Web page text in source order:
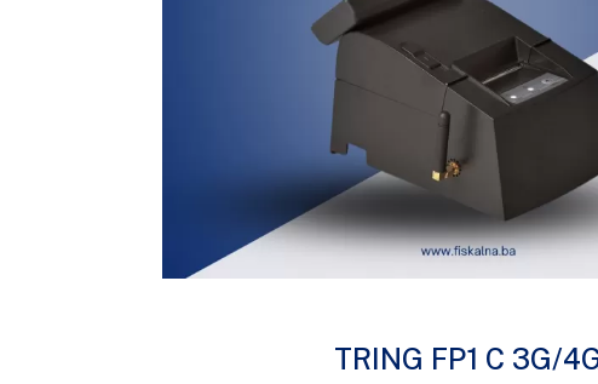
TRING FP1 C 3G/